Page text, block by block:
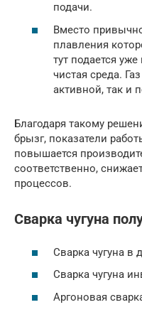
подачи.
Вместо
плавления
тут подается
чистая среда.
активной, так и
Благодаря такому
брызг, показатели
повышается
соответственно,
процессов.
Сварка чугуна
Сварка чугуна в
Сварка чугуна
Аргоновая